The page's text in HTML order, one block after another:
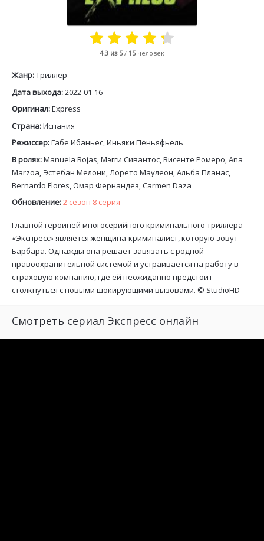
4.3 из 5/ 15 человек
Жанр:Триллер
Дата выхода:2022-01-16
Оригинал:Express
Страна:Испания
Режиссер:Габе Ибаньес, Иньяки Пеньяфьель
В ролях:Manuela Rojas, Мэгги Сивантос, Висенте Ромеро, Ana
Marzoa, Эстебан Мелони, Лорето Маулеон, Альба Планас,
Bernardo Flores, Омар Фернандез, Carmen Daza
Обновление:2 сезон 8 серия
Главной героиней многосерийного криминального триллера
«Экспресс» является женщина-криминалист, которую зовут
Барбара. Однажды она решает завязать с родной
правоохранительной системой и устраивается на работу в
страховую компанию, где ей неожиданно предстоит
столкнуться с новыми шокирующими вызовами. © StudioHD
Смотреть сериал Экспресс онлайн